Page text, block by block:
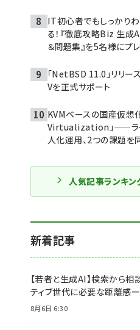
IT初心者でもしっかり
る！『徹底攻略Biz 生成
＆問題集』を5名様にプレ
「NetBSD 11.0」リリ
Vを正式サポート
KVMベースの国産仮想
Virtualization」——ラ
人化運用、2つの課題を
人気記事ランキン
新着記事
【若者と生成AI】検索から
ティブ世代に必要な距離感ー
8月6日 6:30